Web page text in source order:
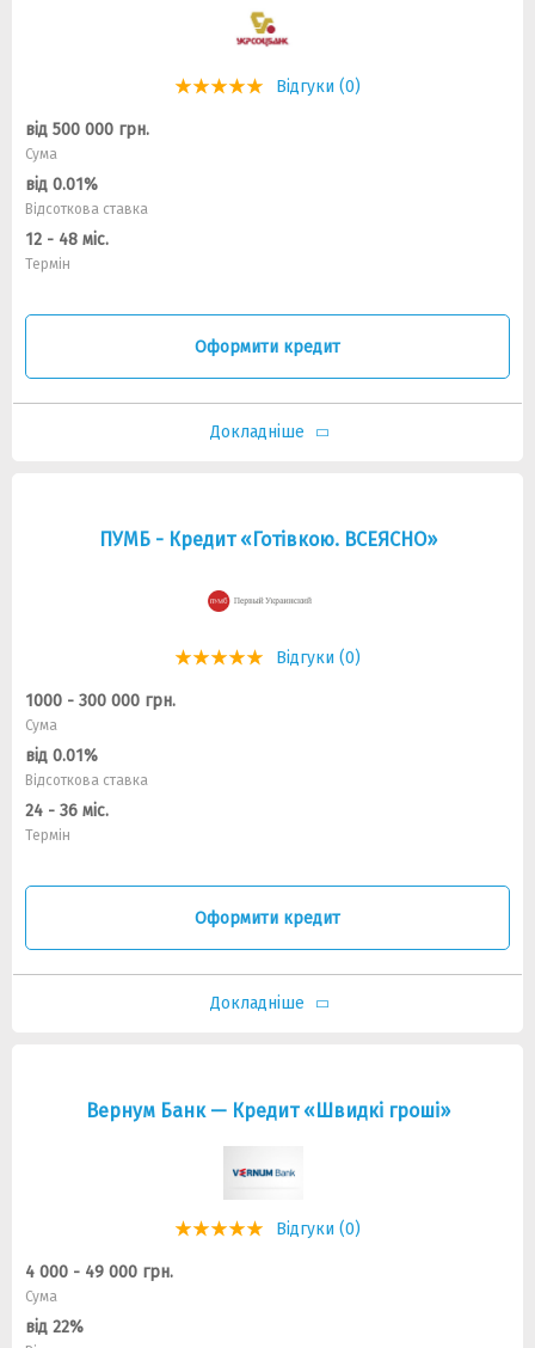
Відгуки (0)
від 500 000 грн.
Сума
від 0.01%
Відсоткова ставка
12 - 48 міс.
Термін
Оформити кредит
Докладніше
ПУМБ - Кредит «Готівкою. ВСЕЯСНО»
Відгуки (0)
1000 - 300 000 грн.
Сума
від 0.01%
Відсоткова ставка
24 - 36 міс.
Термін
Оформити кредит
Докладніше
Вернум Банк — Кредит «Швидкі гроші»
Відгуки (0)
4 000 - 49 000 грн.
Сума
від 22%